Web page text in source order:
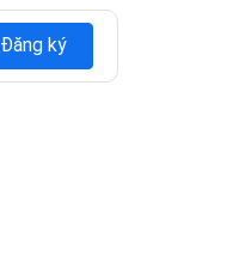
Đăng ký